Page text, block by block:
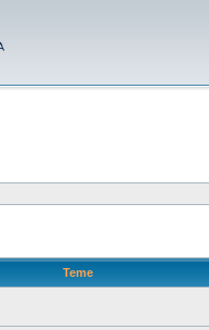
Teme